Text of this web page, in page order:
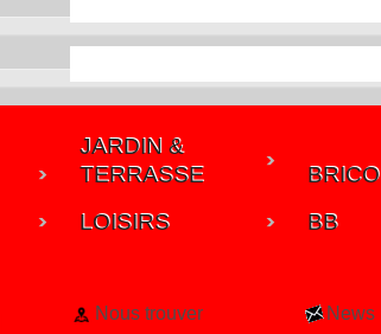
JARDIN &
TERRASSE
BRICO
LOISIRS BB
Nous trouver News